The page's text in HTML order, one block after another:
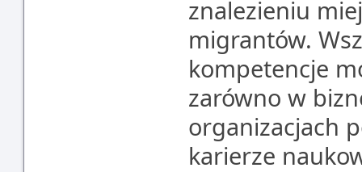
znalezieniu
migrantów.
kompetencje
zarówno w
organizacjach
karierze